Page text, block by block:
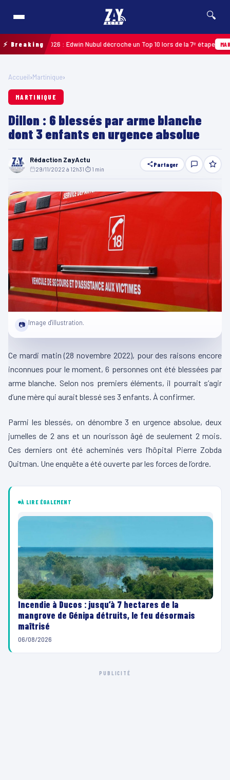
🔍
⚡ Breaking2026 : Edwin Nubul décroche un Top 10 lors de la 7ᵉ étape
Accueil›Martinique›
MARTINIQUE
Dillon : 6 blessés par arme blanche
dont 3 enfants en urgence absolue
Rédaction ZayActu
29/11/2022 à 12h31 ⏱ 1 min
Partager
📷 Image d'illustration.
Ce mardi matin (28 novembre 2022), pour des raisons encore
inconnues pour le moment, 6 personnes ont été blessées par
arme blanche. Selon nos premiers éléments, il pourrait s’agir
d’une mère qui aurait blessé ses 3 enfants. À confirmer.
Parmi les blessés, on dénombre 3 en urgence absolue, deux
jumelles de 2 ans et un nourisson âgé de seulement 2 mois.
Ces derniers ont été acheminés vers l’hôpital Pierre Zobda
Quitman. Une enquête a été ouverte par les forces de l’ordre.
À LIRE ÉGALEMENT
Incendie à Ducos : jusqu’à 7 hectares de la
mangrove de Génipa détruits, le feu désormais
maîtrisé
06/08/2026
PUBLICITÉ